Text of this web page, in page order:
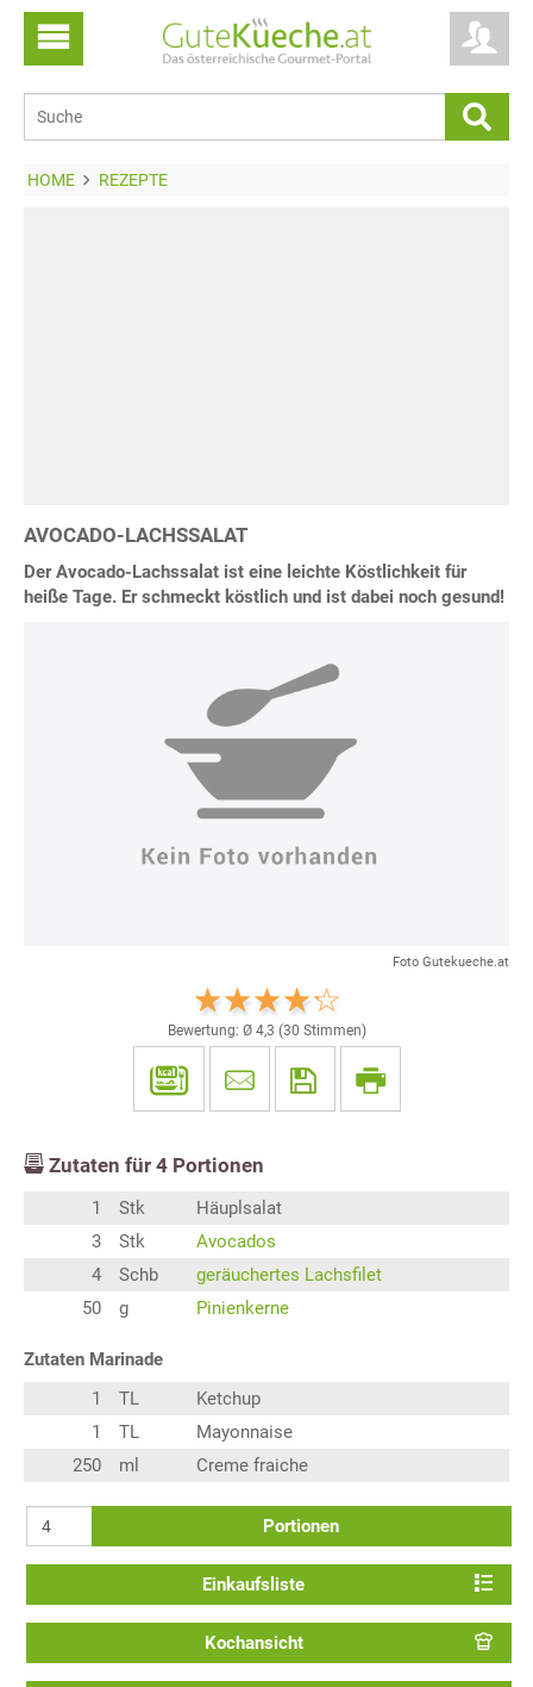
HOME REZEPTE
AVOCADO-LACHSSALAT
Der Avocado-Lachssalat ist eine leichte Köstlichkeit für
heiße Tage. Er schmeckt köstlich und ist dabei noch gesund!
Foto Gutekueche.at
Bewertung: Ø 4,3 (30 Stimmen)
Zutaten für 4 Portionen
1 Stk
Häuplsalat
3
Stk
Avocados
4
Schb
geräuchertes Lachsfilet
50
g Pinienkerne
Zutaten Marinade
1
TL
Ketchup
1
TL
Mayonnaise
250
ml Creme fraiche
Portionen
Einkaufsliste
Kochansicht